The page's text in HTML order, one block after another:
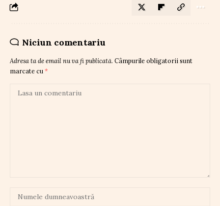
Niciun comentariu
Adresa ta de email nu va fi publicată. Câmpurile obligatorii sunt
marcate cu *